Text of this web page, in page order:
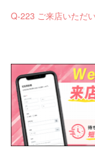
Q-223 ご来店いただ